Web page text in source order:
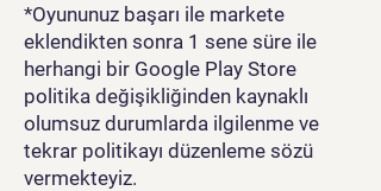
​*Oyununuz başarı ile markete
eklendikten sonra 1 sene süre ile
herhangi bir Google Play Store
politika değişikliğinden kaynaklı
olumsuz durumlarda ilgilenme ve
tekrar politikayı düzenleme sözü
vermekteyiz.